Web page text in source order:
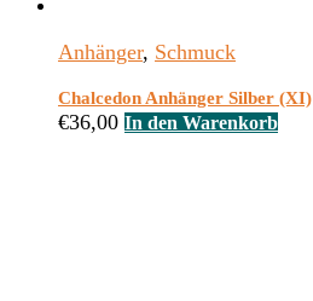
Anhänger, Schmuck
Chalcedon Anhänger Silber (XI)
€36,00 In den Warenkorb